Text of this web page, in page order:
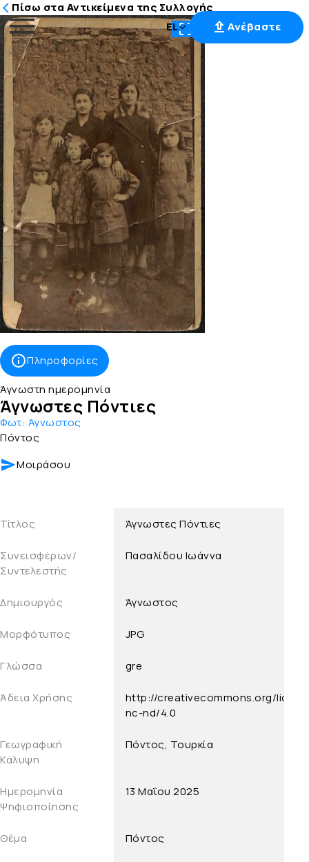
Μετάβαση
στο
περιεχόμενο
EL Ανέβαστε
Πίσω στα Αντικείμενα της Συλλογής
Πληροφορίες
Άγνωστη ημερομηνία
Άγνωστες Πόντιες
Φωτ: Άγνωστος
Πόντος
Μοιράσου
Τίτλος Άγνωστες Πόντιες
Συνεισφέρων/
Συντελεστής
Πασαλίδου Ιωάννα
Δημιουργός Άγνωστος
Μορφότυπος JPG
Γλώσσα gre
Άδεια Χρήσης
http://creativecommons.org/
nc-nd/4.0
Γεωγραφική
Κάλυψη
Πόντος, Τουρκία
Ημερομηνία
Ψηφιοποίησης
13 Μαΐου 2025
Θέμα Πόντος